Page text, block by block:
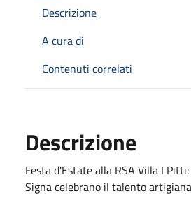
Descrizione
A cura di
Contenuti correlati
Descrizione
Festa d'Estate alla RSA Villa I
Signa celebrano il talento